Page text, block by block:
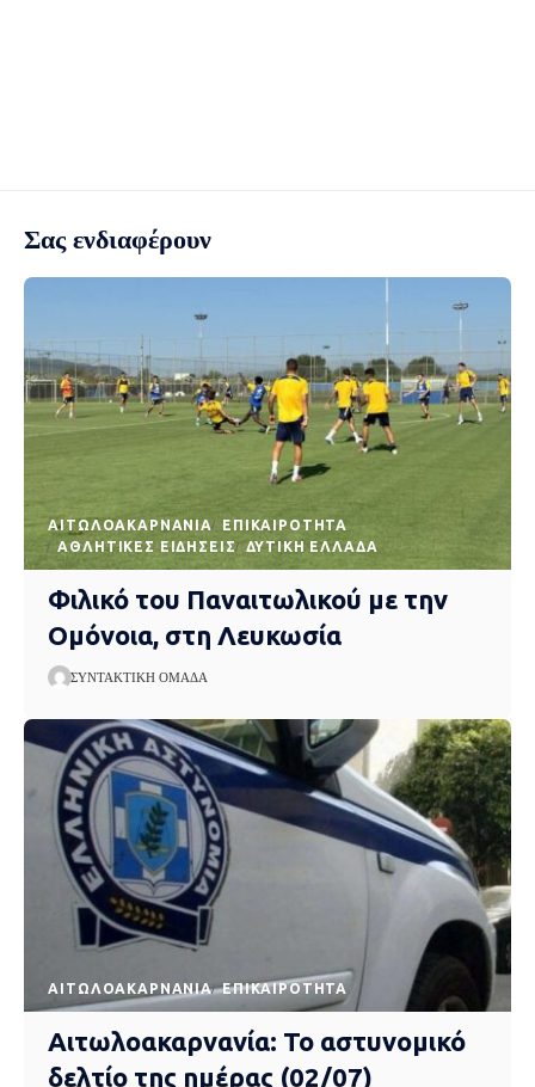
Σας ενδιαφέρουν
AΙΤΩΛΟΑΚΑΡΝΑΝΊΑ
EΠΙΚΑΙΡΌΤΗΤΑ
ΑΘΛΗΤΙΚΈΣ ΕΙΔΉΣΕΙΣ
ΔΥΤΙΚΉ ΕΛΛΆΔΑ
Φιλικό του Παναιτωλικού με την
Ομόνοια, στη Λευκωσία
ΣΥΝΤΑΚΤΙΚΉ ΟΜΆΔΑ
AΙΤΩΛΟΑΚΑΡΝΑΝΊΑ EΠΙΚΑΙΡΌΤΗΤΑ
Αιτωλοακαρνανία: Το αστυνομικό
δελτίο της ημέρας (02/07)